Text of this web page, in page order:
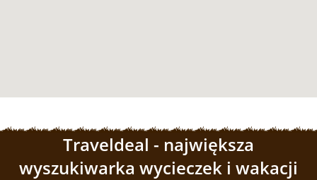
Traveldeal - największa
wyszukiwarka wycieczek i wakacji